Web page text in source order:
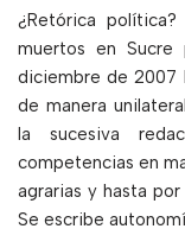
¿Retórica
muertos en
diciembre de 2007
de manera
la sucesiva
competencias en
agrarias y hasta
Se escribe